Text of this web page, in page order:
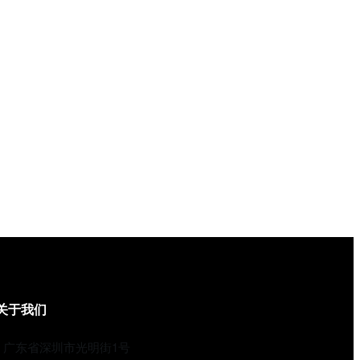
于我们
广东省深圳市光明街1号